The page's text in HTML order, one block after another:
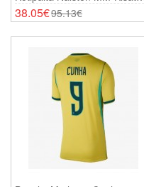
2026 Lyhythihainen
38.05€95.13€